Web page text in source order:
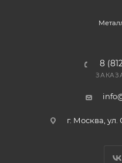
8
г. Москва, ул.